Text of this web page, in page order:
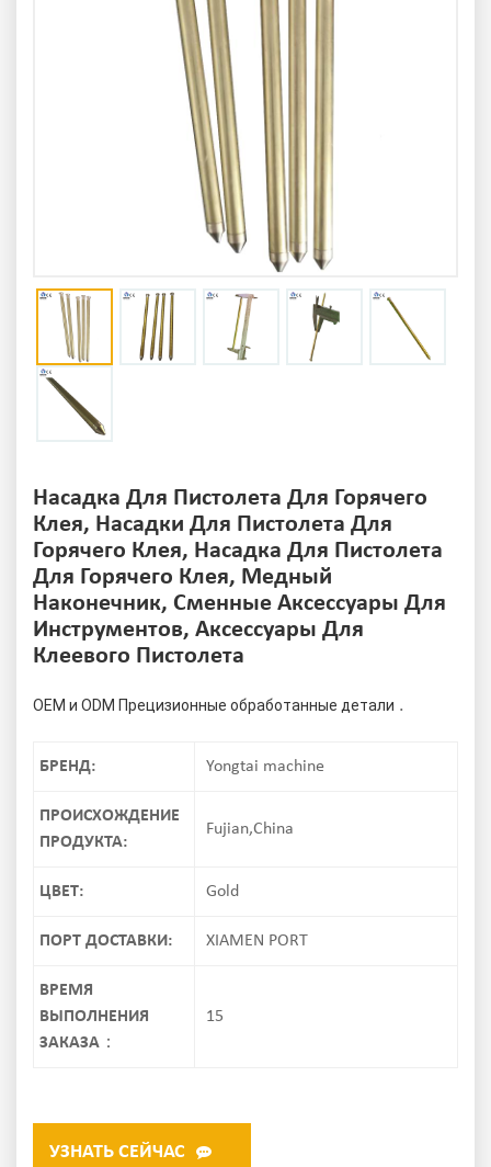
Насадка Для Пистолета Для Горячего
Клея, Насадки Для Пистолета Для
Горячего Клея, Насадка Для Пистолета
Для Горячего Клея, Медный
Наконечник, Сменные Аксессуары Для
Инструментов, Аксессуары Для
Клеевого Пистолета
OEM и ODM Прецизионные обработанные детали .
БРЕНД: Yongtai machine
ПРОИСХОЖДЕНИЕ
ПРОДУКТА:
Fujian,China
ЦВЕТ: Gold
ПОРТ ДОСТАВКИ: XIAMEN PORT
ВРЕМЯ
ВЫПОЛНЕНИЯ
ЗАКАЗА：
15
УЗНАТЬ СЕЙЧАС